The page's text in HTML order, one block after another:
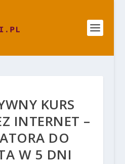
KURS
INTERNET –
DO
W 5 DNI